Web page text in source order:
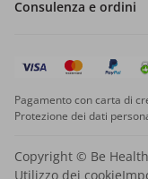
Consulenza e ordini
Pagamento con carta di
Protezione dei dati
Copyright © Be
Utilizzo dei cookie